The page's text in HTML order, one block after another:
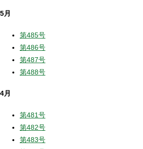
5月
第485号
第486号
第487号
第488号
4月
第481号
第482号
第483号